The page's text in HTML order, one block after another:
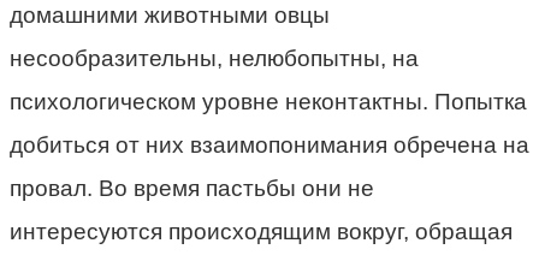
домашними животными овцы
несообразительны, нелюбопытны, на
психологическом уровне неконтактны. Попытка
добиться от них взаимопонимания обречена на
провал. Во время пастьбы они не
интересуются происходящим вокруг, обращая